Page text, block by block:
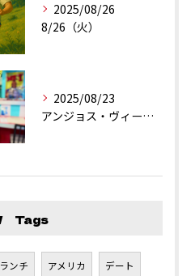
2025/08/26
8/26（火）
2025/08/23
アンジョス・ヴィーニョ・ヴェルデ
Tags
ランチ アメリカ デート